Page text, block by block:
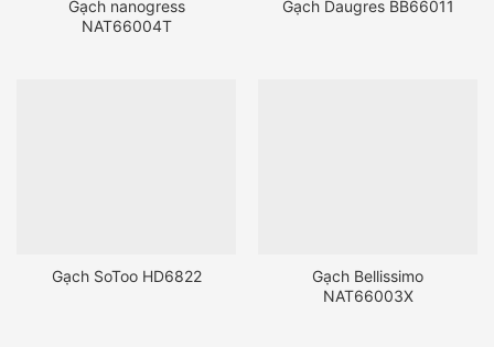
Gạch nanogress
NAT66004T
Gạch Daugres BB66011
Gạch SoToo HD6822
Gạch Bellissimo
NAT66003X